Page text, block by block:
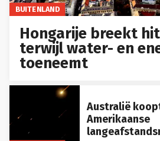
BUITENLAND
Hongarije breekt
terwijl water- en
toeneemt
Australië
Amerikaanse